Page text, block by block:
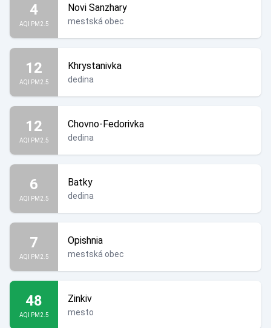
4
AQI PM2.5
Novi Sanzhary
mestská obec
12
AQI PM2.5
Khrystanivka
dedina
12
AQI PM2.5
Chovno-Fedorivka
dedina
6
AQI PM2.5
Batky
dedina
7
AQI PM2.5
Opishnia
mestská obec
48
AQI PM2.5
Zinkiv
mesto